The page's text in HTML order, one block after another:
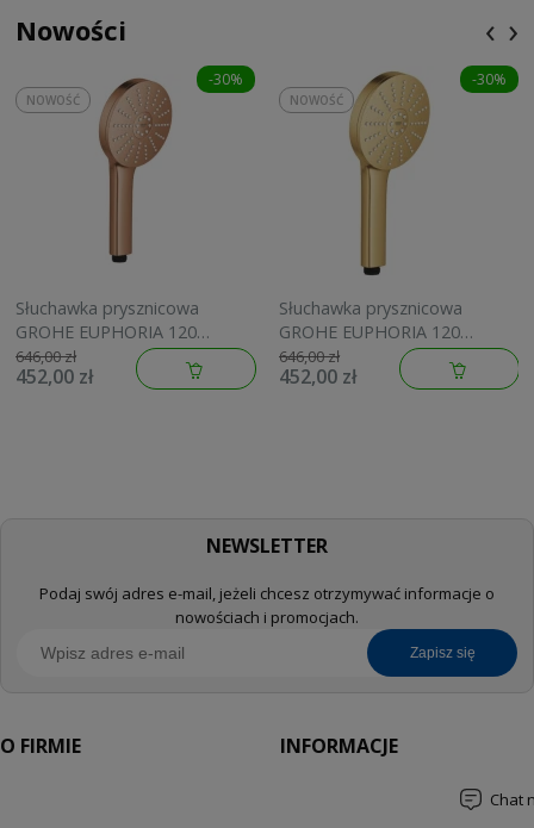
Nowości
-30%
Słuchawka prysznicowa
GROHE EUPHORIA 120
brushed warm sunset
134883DL00
646,00 zł
452,00 zł
NOWOŚĆ
-30%
Słuchawka prysznicowa
GROHE EUPHORIA 120
brushed cool sunrise
134883GN00
646,00 zł
452,00 zł
NOWOŚĆ
‹ ›
NEWSLETTER
Podaj swój adres e-mail, jeżeli chcesz otrzymywać informacje o
nowościach i promocjach.
zapisz się
O FIRMIE INFORMACJE
Chat